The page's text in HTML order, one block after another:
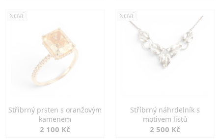
NOVÉ
Stříbrný prsten s oranžovým
kamenem
2 100 Kč
NOVÉ
Stříbrný náhrdelník s
motivem listů
2 500 Kč